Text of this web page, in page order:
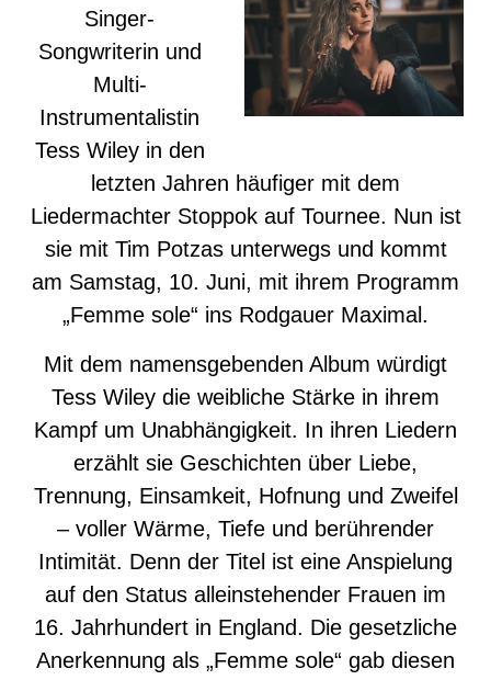
Singer-
Songwriterin und
Multi-
Instrumentalistin
Tess Wiley in den
letzten Jahren häufiger mit dem
Liedermachter Stoppok auf Tournee. Nun ist
sie mit Tim Potzas unterwegs und kommt
am Samstag, 10. Juni, mit ihrem Programm
„Femme sole“ ins Rodgauer Maximal.
Mit dem namensgebenden Album würdigt
Tess Wiley die weibliche Stärke in ihrem
Kampf um Unabhängigkeit. In ihren Liedern
erzählt sie Geschichten über Liebe,
Trennung, Einsamkeit, Hofnung und Zweifel
– voller Wärme, Tiefe und berührender
Intimität. Denn der Titel ist eine Anspielung
auf den Status alleinstehender Frauen im
16. Jahrhundert in England. Die gesetzliche
Anerkennung als „Femme sole“ gab diesen